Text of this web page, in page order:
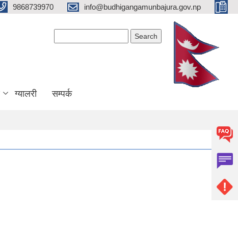
9868739970 info@budhigangamunbajura.gov.np
ग्यालरी सम्पर्क